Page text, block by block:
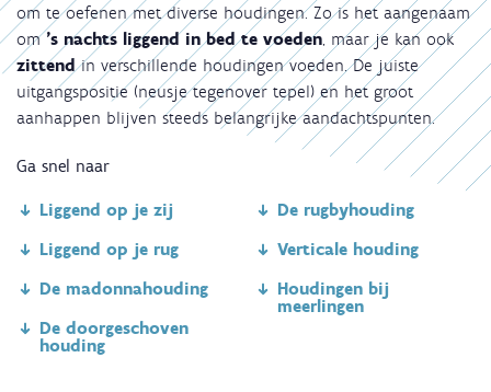
om te oefenen met diverse houdingen. Zo is het aangenaam
om's nachts liggend in bed te voeden , maar je kan ook
zittendin verschillende houdingen voeden. De juiste
uitgangspositie (neusje tegenover tepel) en het groot
aanhappen blijven steeds belangrijke aandachtspunten.
Ga snel naar
Liggend op je zij
Liggend op je rug
De madonnahouding
De doorgeschoven
houding
De rugbyhouding
Verticale houding
Houdingen bij
meerlingen